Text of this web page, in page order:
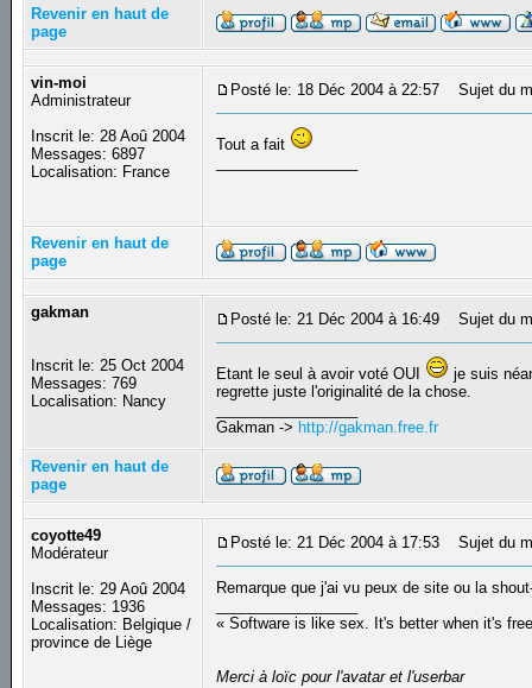
Revenir en haut de
page
vin-moi
Administrateur
Inscrit le: 28 Aoû 2004
Messages: 6897
Localisation: France
Posté le: 18 Déc 2004 à 22:57 Sujet du
Tout a fait
Revenir en haut de
page
gakman
Inscrit le: 25 Oct 2004
Messages: 769
Localisation: Nancy
Posté le: 21 Déc 2004 à 16:49 Sujet du
Etant le seul à avoir voté OUI
je suis
regrette juste l'originalité de la chose.
Gakman -> http://gakman.free.fr
Revenir en haut de
page
coyotte49
Modérateur
Inscrit le: 29 Aoû 2004
Messages: 1936
Localisation: Belgique /
province de Liège
Posté le: 21 Déc 2004 à 17:53 Sujet du
Remarque que j'ai vu peux de site ou la
« Software is like sex. It's better when it's
Merci à loïc pour l'avatar et l'userbar